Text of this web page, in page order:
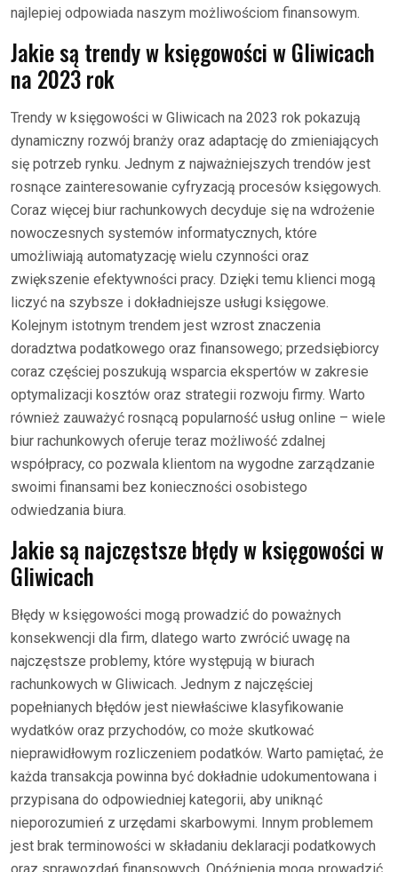
najlepiej odpowiada naszym możliwościom finansowym.
Jakie są trendy w księgowości w Gliwicach
na 2023 rok
Trendy w księgowości w Gliwicach na 2023 rok pokazują
dynamiczny rozwój branży oraz adaptację do zmieniających
się potrzeb rynku. Jednym z najważniejszych trendów jest
rosnące zainteresowanie cyfryzacją procesów księgowych.
Coraz więcej biur rachunkowych decyduje się na wdrożenie
nowoczesnych systemów informatycznych, które
umożliwiają automatyzację wielu czynności oraz
zwiększenie efektywności pracy. Dzięki temu klienci mogą
liczyć na szybsze i dokładniejsze usługi księgowe.
Kolejnym istotnym trendem jest wzrost znaczenia
doradztwa podatkowego oraz finansowego; przedsiębiorcy
coraz częściej poszukują wsparcia ekspertów w zakresie
optymalizacji kosztów oraz strategii rozwoju firmy. Warto
również zauważyć rosnącą popularność usług online – wiele
biur rachunkowych oferuje teraz możliwość zdalnej
współpracy, co pozwala klientom na wygodne zarządzanie
swoimi finansami bez konieczności osobistego
odwiedzania biura.
Jakie są najczęstsze błędy w księgowości w
Gliwicach
Błędy w księgowości mogą prowadzić do poważnych
konsekwencji dla firm, dlatego warto zwrócić uwagę na
najczęstsze problemy, które występują w biurach
rachunkowych w Gliwicach. Jednym z najczęściej
popełnianych błędów jest niewłaściwe klasyfikowanie
wydatków oraz przychodów, co może skutkować
nieprawidłowym rozliczeniem podatków. Warto pamiętać, że
każda transakcja powinna być dokładnie udokumentowana i
przypisana do odpowiedniej kategorii, aby uniknąć
nieporozumień z urzędami skarbowymi. Innym problemem
jest brak terminowości w składaniu deklaracji podatkowych